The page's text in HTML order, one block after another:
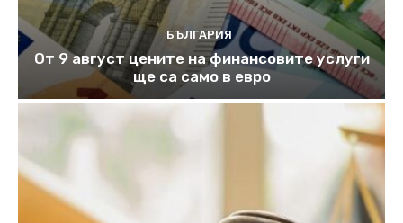
БЪЛГАРИЯ
От 9 август цените на финансовите услуги
ще са само в евро